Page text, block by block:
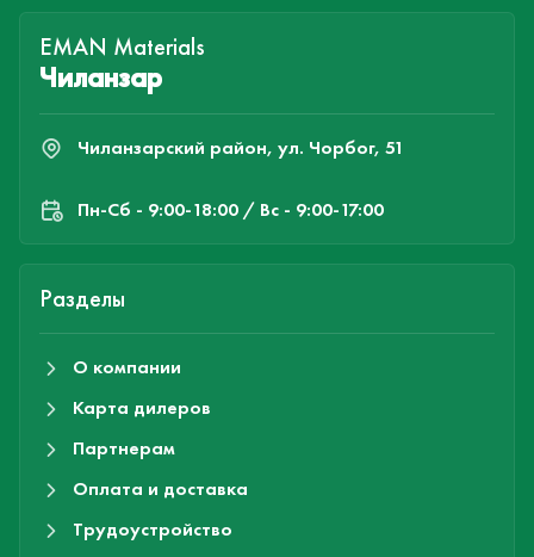
EMAN Materials
Чиланзар
Чиланзарский район, ул. Чорбог, 51
Пн-Cб - 9:00-18:00 / Вс - 9:00-17:00
Разделы
О компании
Карта дилеров
Партнерам
Оплата и доставка
Трудоустройство